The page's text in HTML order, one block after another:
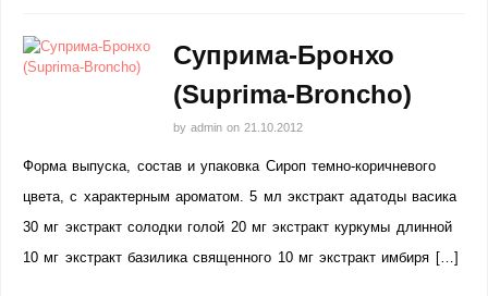
Суприма-Бронхо
(Suprima-Broncho)
by admin on 21.10.2012
Форма выпуска, состав и упаковка Сироп темно-коричневого
цвета, с характерным ароматом. 5 мл экстракт адатоды васика
30 мг экстракт солодки голой 20 мг экстракт куркумы длинной
10 мг экстракт базилика священного 10 мг экстракт имбиря […]